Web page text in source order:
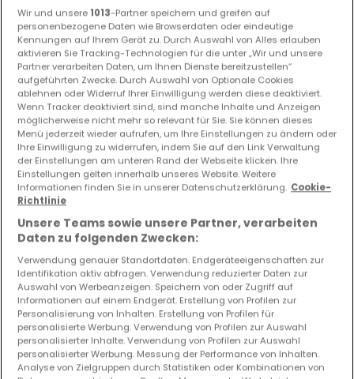
Hof 7 Zimmer zum Kauf inPerl(DE)
394.800 €
199 4 10
Wir und unsere 1013-Partner speichern und greifen auf
personenbezogene Daten wie Browserdaten oder eindeutige
Kennungen auf Ihrem Gerät zu. Durch Auswahl von Alles erlauben
aktivieren Sie Tracking-Technologien für die unter „Wir und unsere
Partner verarbeiten Daten, um Ihnen Dienste bereitzustellen“
aufgeführten Zwecke. Durch Auswahl von Optionale Cookies
ablehnen oder Widerruf Ihrer Einwilligung werden diese deaktiviert.
Wenn Tracker deaktiviert sind, sind manche Inhalte und Anzeigen
möglicherweise nicht mehr so relevant für Sie. Sie können dieses
Menü jederzeit wieder aufrufen, um Ihre Einstellungen zu ändern oder
Ihre Einwilligung zu widerrufen, indem Sie auf den Link Verwaltung
der Einstellungen am unteren Rand der Webseite klicken. Ihre
Einstellungen gelten innerhalb unseres Website. Weitere
Informationen finden Sie in unserer Datenschutzerklärung. Cookie-
Richtlinie
Unsere Teams sowie unsere Partner, verarbeiten
Daten zu folgenden Zwecken:
Verwendung genauer Standortdaten. Endgeräteeigenschaften zur
Identifikation aktiv abfragen. Verwendung reduzierter Daten zur
Auswahl von Werbeanzeigen. Speichern von oder Zugriff auf
Informationen auf einem Endgerät. Erstellung von Profilen zur
Personalisierung von Inhalten. Erstellung von Profilen für
personalisierte Werbung. Verwendung von Profilen zur Auswahl
personalisierter Inhalte. Verwendung von Profilen zur Auswahl
personalisierter Werbung. Messung der Performance von Inhalten.
Analyse von Zielgruppen durch Statistiken oder Kombinationen von